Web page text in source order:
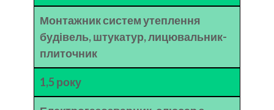
Монтажник систем утеплення
будівель, штукатур, лицювальник-
плиточник
1,5 року